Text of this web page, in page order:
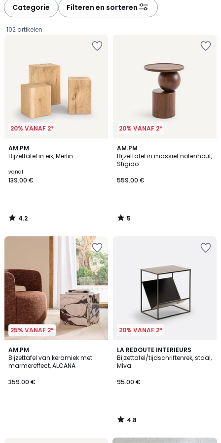
Categorie Filteren en sorteren
102 artikelen
20% VANAF 2*
AM.PM
Bijzettafel in eik, Merlin
Prijs
vanaf
vanaf
139.00 €
4.2
/ 5
4.2
/
20% VANAF 2*
AM.PM
Bijzettafel in massief notenhout,
Stigido
559.00 €
5
/
5
5
/
25% VANAF 2*
AM.PM
Bijzettafel van keramiek met
marmereffect, ALCANA
359.00 €
20% VANAF 2*
LA REDOUTE INTERIEURS
Bijzettafel/tijdschriftenrek, staal,
Miva
95.00 €
4.8
/ 5
4.8
/